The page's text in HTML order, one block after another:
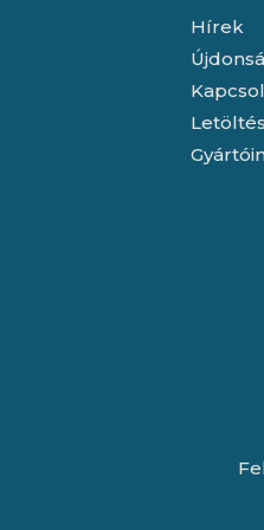
Hírek